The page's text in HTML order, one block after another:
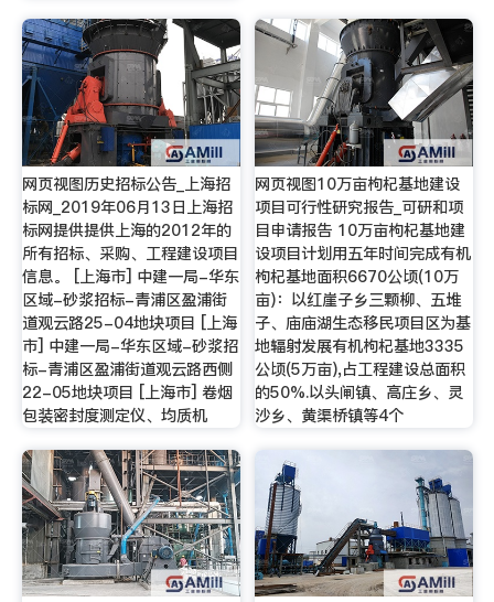
网页视图历史招标公告_上海招
标网_2019年06月13日上海招
标网提供提供上海的2012年的
所有招标、采购、工程建设项目
信息。 [上海市] 中建一局-华东
区域-砂浆招标-青浦区盈浦街
道观云路25-04地块项目 [上海
市] 中建一局-华东区域-砂浆招
标-青浦区盈浦街道观云路西侧
22-05地块项目 [上海市] 卷烟
包装密封度测定仪、均质机
网页视图10万亩枸杞基地建设
项目可行性研究报告_可研和项
目申请报告 10万亩枸杞基地建
设项目计划用五年时间完成有机
枸杞基地面积6670公顷(10万
亩)：以红崖子乡三颗柳、五堆
子、庙庙湖生态移民项目区为基
地辐射发展有机枸杞基地3335
公顷(5万亩),占工程建设总面积
的50%.以头闸镇、高庄乡、灵
沙乡、黄渠桥镇等4个